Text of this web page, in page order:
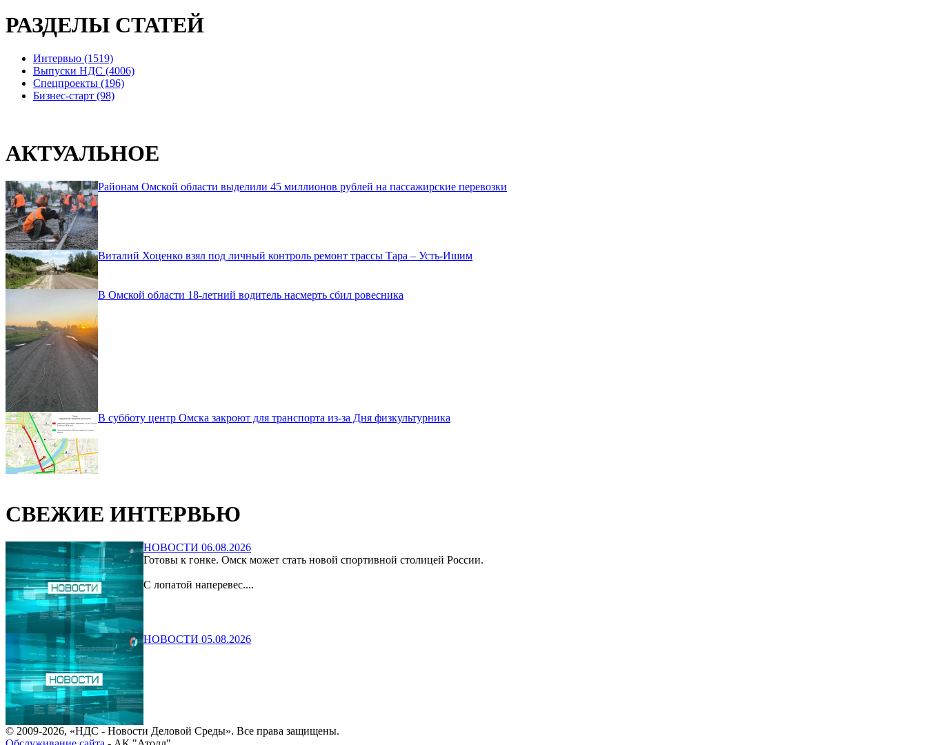
РАЗДЕЛЫ СТАТЕЙ
Интервью (1519)
Выпуски НДС (4006)
Спецпроекты (196)
Бизнес-старт (98)
АКТУАЛЬНОЕ
Районам Омской области выделили 45 миллионов рублей на пассажирские перевозки
Виталий Хоценко взял под личный контроль ремонт трассы Тара – Усть-Ишим
В Омской области 18-летний водитель насмерть сбил ровесника
В субботу центр Омска закроют для транспорта из-за Дня физкультурника
СВЕЖИЕ ИНТЕРВЬЮ
НОВОСТИ 06.08.2026
Готовы к гонке. Омск может стать новой спортивной столицей России.
С лопатой наперевес....
НОВОСТИ 05.08.2026
© 2009-2026, «НДС - Новости Деловой Среды». Все права защищены.